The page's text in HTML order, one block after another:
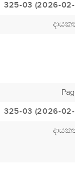
325-03 (2026-
325-03 (2026-